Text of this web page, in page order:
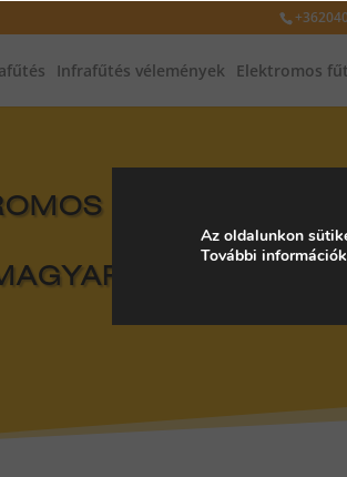
Infrafűtés vélemények Elektromos
FŰTÉS,
Az oldalunkon
További